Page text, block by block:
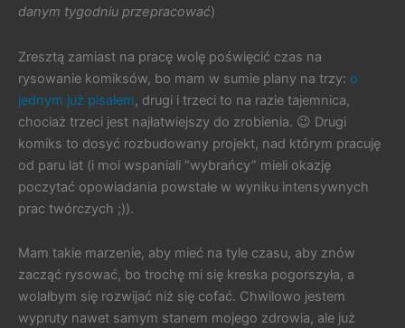
danym tygodniu przepracować)
Zresztą zamiast na pracę wolę poświęcić czas na
rysowanie komiksów, bo mam w sumie plany na trzy: o
jednym już pisałem, drugi i trzeci to na razie tajemnica,
chociaż trzeci jest najłatwiejszy do zrobienia. 😉 Drugi
komiks to dosyć rozbudowany projekt, nad którym pracuję
od paru lat (i moi wspaniali “wybrańcy” mieli okazję
poczytać opowiadania powstałe w wyniku intensywnych
prac twórczych ;)).
Mam takie marzenie, aby mieć na tyle czasu, aby znów
zacząć rysować, bo trochę mi się kreska pogorszyła, a
wolałbym się rozwijać niż się cofać. Chwilowo jestem
wypruty nawet samym stanem mojego zdrowia, ale już